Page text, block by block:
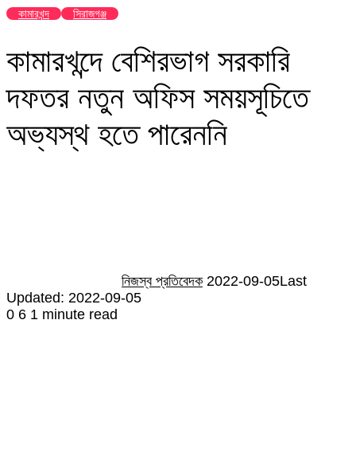
কামারখন্দ সিরাজগঞ্জ
কামারখন্দে বেশিরভাগ সরকারি
দফতর নতুন অফিস সময়সূচিতে
অভ্যস্থ হতে পারেননি
নিজস্ব প্রতিবেদক 2022-09-05Last
Updated: 2022-09-05
0 6 1 minute read